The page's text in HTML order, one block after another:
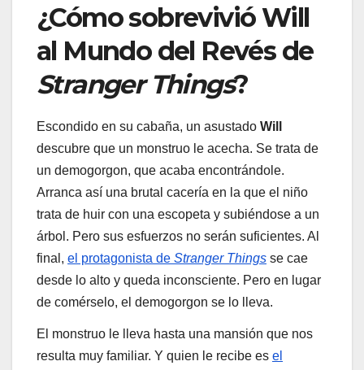
¿Cómo sobrevivió Will
al Mundo del Revés de
Stranger Things?
Escondido en su cabaña, un asustado Will
descubre que un monstruo le acecha. Se trata de
un demogorgon, que acaba encontrándole.
Arranca así una brutal cacería en la que el niño
trata de huir con una escopeta y subiéndose a un
árbol. Pero sus esfuerzos no serán suficientes. Al
final, el protagonista de Stranger Things se cae
desde lo alto y queda inconsciente. Pero en lugar
de comérselo, el demogorgon se lo lleva.
El monstruo le lleva hasta una mansión que nos
resulta muy familiar. Y quien le recibe es el